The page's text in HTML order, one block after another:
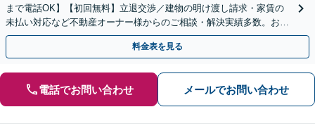
まで電話OK】【初回無料】立退交渉／建物の明け渡し請求・家賃の
未払い対応など不動産オーナー様からのご相談・解決実績多数。お気
軽にご相談ください。
料金表を見る
電話でお問い合わせ メールでお問い合わせ